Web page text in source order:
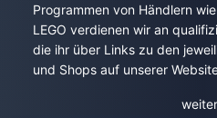
Programmen von Händlern
LEGO verdienen wir an
die ihr über Links zu den
und Shops auf unserer